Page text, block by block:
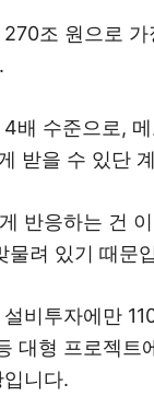
조 원으로
배 수준으로,
받을 수 있단
반응하는 건
물려 있기 때문
비투자에만
대형 프로젝트
니다.